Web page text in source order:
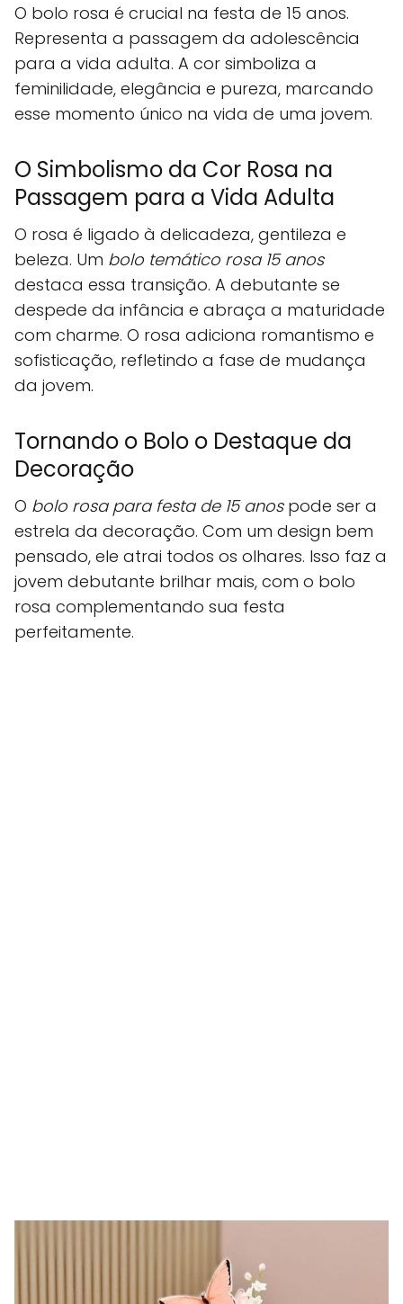
O bolo rosa é crucial na festa de 15 anos.
Representa a passagem da adolescência
para a vida adulta. A cor simboliza a
feminilidade, elegância e pureza, marcando
esse momento único na vida de uma jovem.
O Simbolismo da Cor Rosa na
Passagem para a Vida Adulta
O rosa é ligado à delicadeza, gentileza e
beleza. Um bolo temático rosa 15 anos
destaca essa transição. A debutante se
despede da infância e abraça a maturidade
com charme. O rosa adiciona romantismo e
sofisticação, refletindo a fase de mudança
da jovem.
Tornando o Bolo o Destaque da
Decoração
O bolo rosa para festa de 15 anospode ser a
estrela da decoração. Com um design bem
pensado, ele atrai todos os olhares. Isso faz a
jovem debutante brilhar mais, com o bolo
rosa complementando sua festa
perfeitamente.